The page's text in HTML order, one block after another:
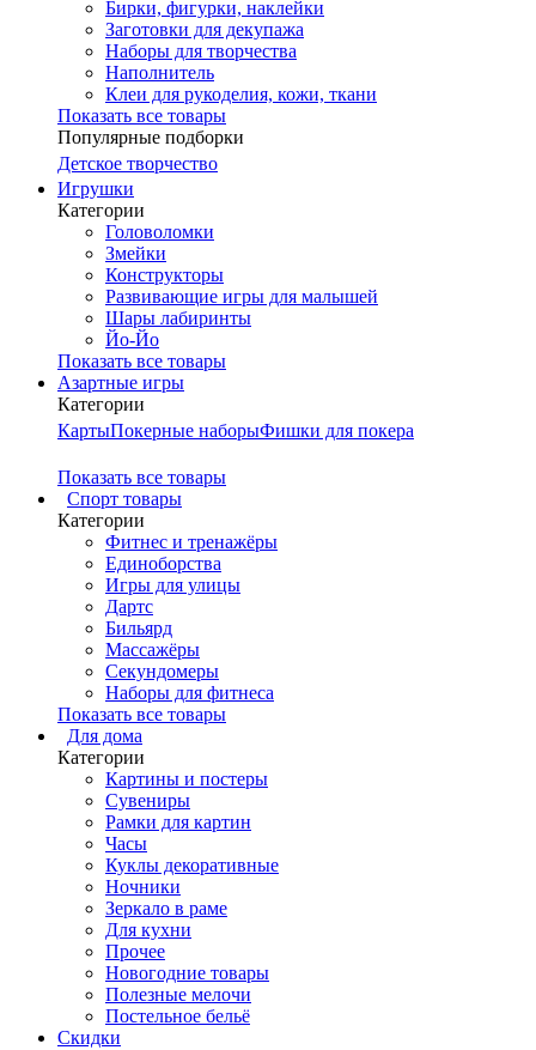
Бирки, фигурки, наклейки
Заготовки для декупажа
Наборы для творчества
Наполнитель
Клеи для рукоделия, кожи, ткани
Показать все товары
Популярные подборки
Детское творчество
Игрушки
Категории
Головоломки
Змейки
Конструкторы
Развивающие игры для малышей
Шары лабиринты
Йо-Йо
Показать все товары
Азартные игры
Категории
КартыПокерные наборыФишки для покера
Показать все товары
Cпорт товары
Категории
Фитнес и тренажёры
Единоборства
Игры для улицы
Дартс
Бильярд
Массажёры
Секундомеры
Наборы для фитнеса
Показать все товары
Для дома
Категории
Картины и постеры
Сувениры
Рамки для картин
Часы
Куклы декоративные
Ночники
Зеркало в раме
Для кухни
Прочее
Новогодние товары
Полезные мелочи
Постельное бельё
Скидки